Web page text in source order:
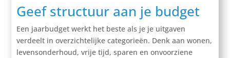
Geef structuur aan je budget
Een jaarbudget werkt het beste als je je uitgaven
verdeelt in overzichtelijke categorieën. Denk aan wonen,
levensonderhoud, vrije tijd, sparen en onvoorziene